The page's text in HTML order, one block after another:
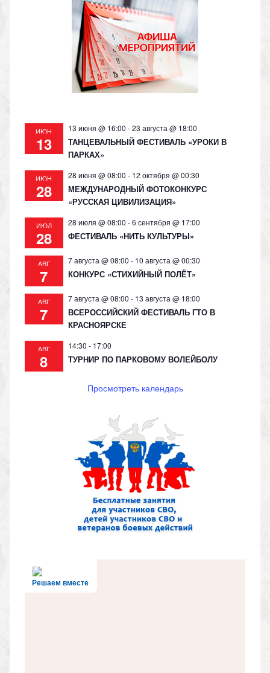
kl
as
s
ni
ki
a
m
A
p
p
Li
n
k
ИЮН
13
13 июня @ 16:00 -23 августа @ 18:00
ТАНЦЕВАЛЬНЫЙ ФЕСТИВАЛЬ «УРОКИ В
ПАРКАХ»
ИЮН
28
28 июня @ 08:00 - 12 октября @ 00:30
МЕЖДУНАРОДНЫЙ ФОТОКОНКУРС
«РУССКАЯ ЦИВИЛИЗАЦИЯ»
ИЮЛ
28
28 июля @ 08:00 -6 сентября @ 17:00
ФЕСТИВАЛЬ «НИТЬ КУЛЬТУРЫ»
АВГ
7
7 августа @ 08:00 - 10 августа @ 00:30
КОНКУРС «СТИХИЙНЫЙ ПОЛЁТ»
АВГ
7
7 августа @ 08:00 - 13 августа @ 18:00
ВСЕРОССИЙСКИЙ ФЕСТИВАЛЬ ГТО В
КРАСНОЯРСКЕ
АВГ
8
14:30 - 17:00
ТУРНИР ПО ПАРКОВОМУ ВОЛЕЙБОЛУ
Просмотреть календарь
Решаем вместе